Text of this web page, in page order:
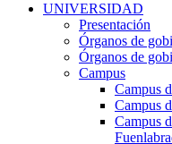
UNIVERSIDAD
Presentación
Órganos de
Órganos de
Campus
Campus
Campus
Campus